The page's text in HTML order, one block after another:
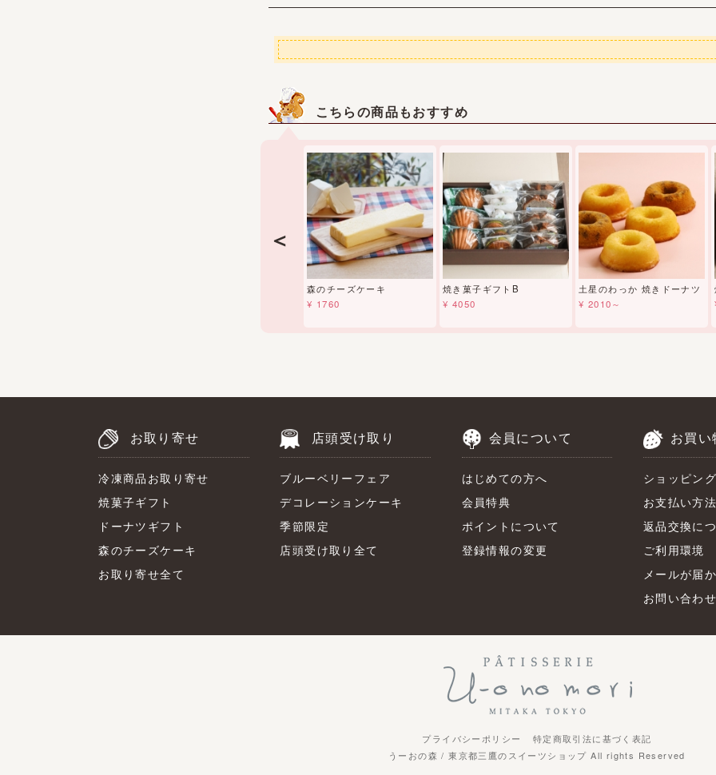
こちらの商品もおすすめ
森のチーズケーキ
¥ 1760
焼き菓子ギフトB
¥ 4050
土星のわっか 焼きドーナツ
¥ 2010～
＜
お取り寄せ
冷凍商品お取り寄せ
焼菓子ギフト
ドーナツギフト
森のチーズケーキ
お取り寄せ全て
店頭受け取り
ブルーベリーフェア
デコレーションケーキ
季節限定
店頭受け取り全て
会員について
はじめての方へ
会員特典
ポイントについて
登録情報の変更
お買い
ショッピン
お支払い方
返品交換に
ご利用環境
メールが届
お問い合わせ
プライバシーポリシー
特定商取引法に基づく表記
うーおの森 / 東京都三鷹のスイーツショップ All rights Reserved